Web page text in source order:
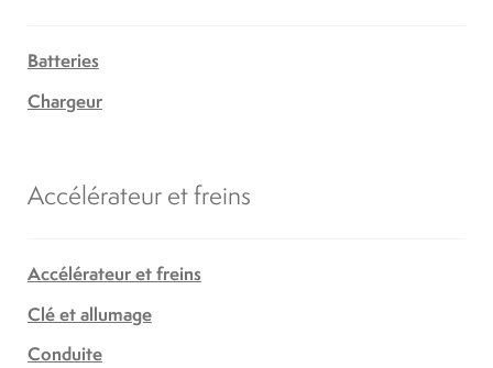
Batteries
Chargeur
Accélérateur et freins
Accélérateur et freins
Clé et allumage
Conduite